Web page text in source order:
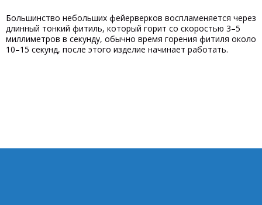
Большинство небольших фейерверков воспламеняется через
длинный тонкий фитиль, который горит со скоростью 3–5
миллиметров в секунду, обычно время горения фитиля около
10–15 секунд, после этого изделие начинает работать.